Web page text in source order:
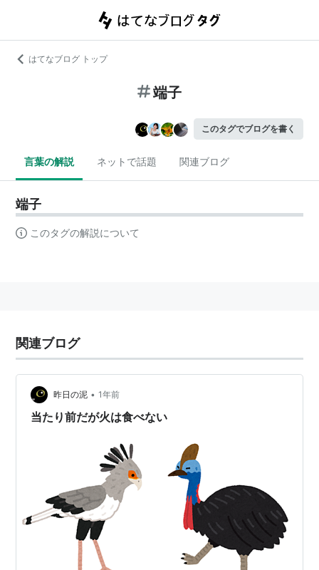
はてなブログ トップ
端子
このタグでブログを書く
言葉の解説 ネットで話題 関連ブログ
端子
このタグの解説について
関連ブログ
昨日の泥 • 1年前
当たり前だが火は食べない